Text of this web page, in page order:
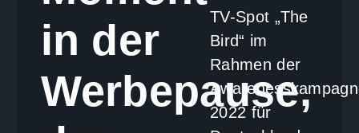
in der
Werbepause,
TV-Spot „The
Bird“ im
Rahmen der
2022 für